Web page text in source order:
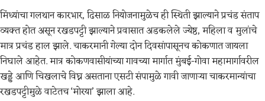
मिंध्यांचा गलथान कारभार, ढिसाळ नियोजनामुळेच ही स्थिती झाल्याने प्रचंड संताप
व्यक्त होत असून रखडपट्टी झाल्याने प्रवासात अडकलेले ज्येष्ठ, महिला व मुलांचे
मात्र प्रचंड हाल झाले. चाकरमानी गेल्या दोन दिवसांपासूनच कोकणात जायला
निघाले आहेत. मात्र कोकणवासीयांच्या गावच्या मार्गात मुंबई-गोवा महामार्गावरील
खड्डे आणि चिखलाचे विघ्न असताना एसटी संपामुळे गावी जाणाऱ्या चाकरमान्यांचा
रखडपट्टीमुळे वाटेतच ‘मोरया’ झाला आहे.